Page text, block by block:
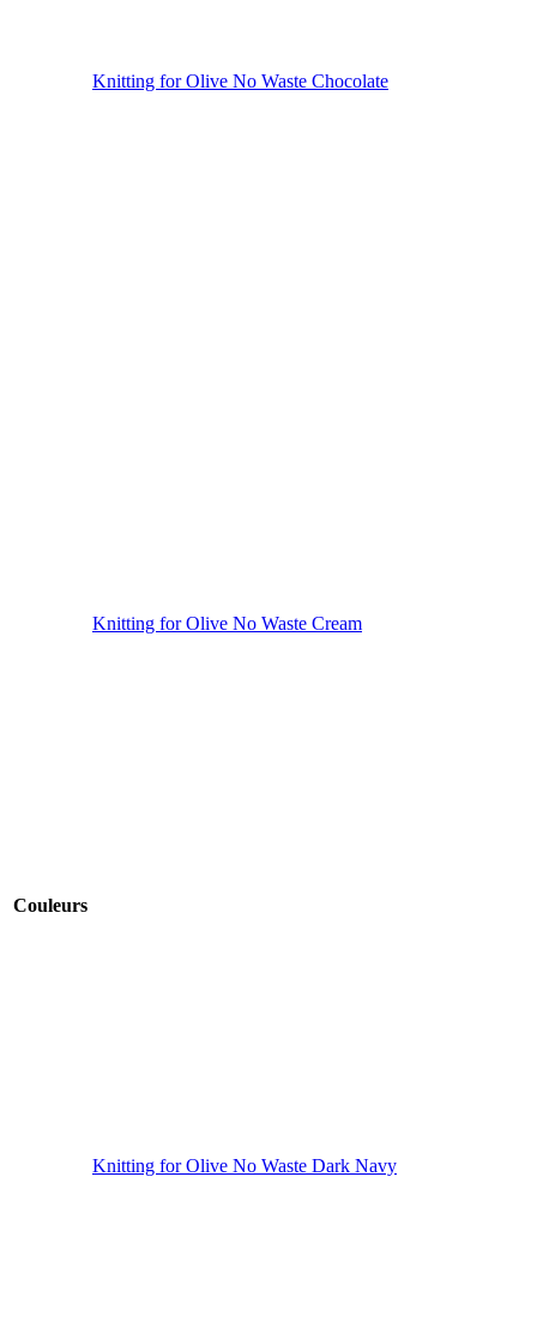
Couleurs
Knitting for Olive No Waste Chocolate
Knitting for Olive No Waste Cream
Knitting for Olive No Waste Dark Navy